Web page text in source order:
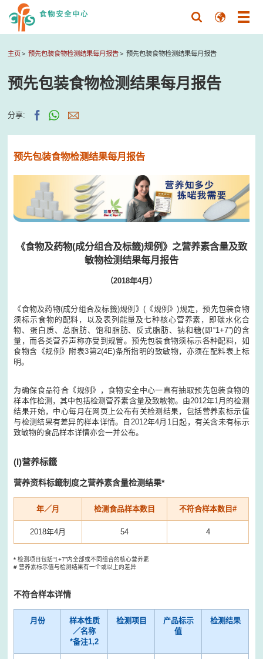
主页 预先包装食物检测结果每月报告 预先包装食物检测结果每月报告
预先包装食物检测结果每月报告
分享:
预先包装食物检测结果每月报告
《食物及药物(成分组合及标籤)规例》之营养素含量及致
敏物检测结果每月报告
（2018年4月）
《食物及药物(成分组合及标籤)规例》(《规例》)规定，预先包装食物
须标示食物的配料，以及表列能量及七种核心营养素，即碳水化合
物、蛋白质、总脂肪、饱和脂肪、反式脂肪、钠和糖(即“1+7”)的含
量，而各类营养声称亦受到规管。预先包装食物须标示各种配料，如
食物含《规例》附表3第2(4E)条所指明的致敏物，亦须在配料表上标
明。
为确保食品符合《规例》，食物安全中心一直有抽取预先包装食物的
样本作检测，其中包括检测营养素含量及致敏物。由2012年1月的检测
结果开始，中心每月在网页上公布有关检测结果，包括营养素标示值
与检测结果有差异的样本详情。自2012年4月1日起，有关含未有标示
致敏物的食品样本详情亦会一并公布。
(I)营养标籤
营养资料标籤制度之营养素含量检测结果*
年／月 检测食品样本数目 不符合样本数目#
2018年4月 54 4
* 检测项目包括“1+7”内全部或不同组合的核心营养素
# 营养素标示值与检测结果有一个或以上的差异
不符合样本详情
月份
样本性质
／名称
*备注1,2
检测项目
产品标示
值
检测结果